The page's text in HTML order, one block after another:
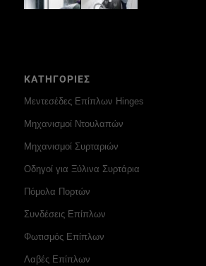
ΚΑΤΗΓΟΡΙΕΣ
Μεντεσέδες Επίπλων Hinges
Μηχανισμοί Ντουλαπών
Μηχανισμοί Συρταριών
Οδηγοί για Ξύλινα Συρτάρια
Πόμολα Πορτών
Συνδέσεις Επίπλων
Φωτισμός Επίπλων
Λαβές Επίπλων